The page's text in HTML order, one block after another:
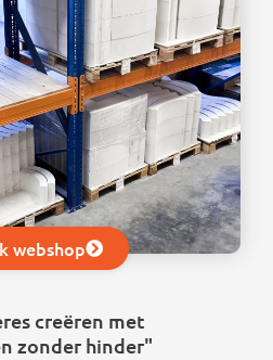
webshop
creëren met
zonder hinder"